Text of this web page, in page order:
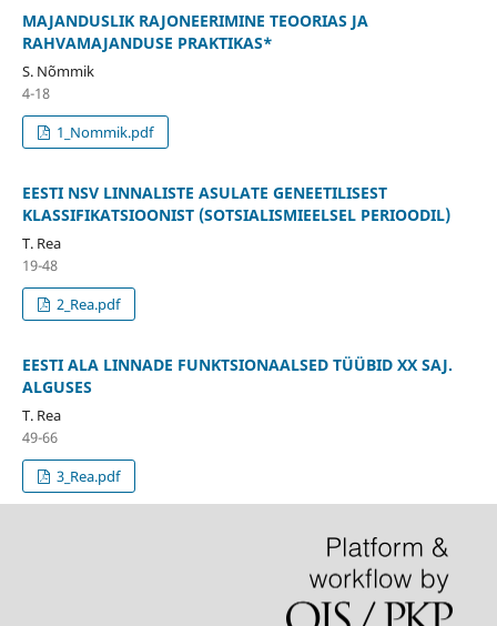
MAJANDUSLIK RAJONEERIMINE TEOORIAS JA
RAHVAMAJANDUSE PRAKTIKAS*
S. Nõmmik
4-18
1_Nommik.pdf
EESTI NSV LINNALISTE ASULATE GENEETILISEST
KLASSIFIKATSIOONIST (SOTSIALISMIEELSEL PERIOODIL)
T. Rea
19-48
2_Rea.pdf
EESTI ALA LINNADE FUNKTSIONAALSED TÜÜBID XX SAJ.
ALGUSES
T. Rea
49-66
3_Rea.pdf